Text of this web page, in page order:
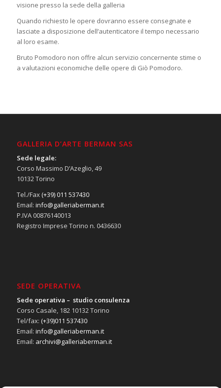
visione presso la sede della galleria
Quando richiesto le opere dovranno essere consegnate e
lasciate a disposizione dell’autenticatore il tempo necessario
al loro esame.
Bruto Pomodoro non offre alcun servizio concernente stime o
a valutazioni economiche delle opere di Giò Pomodoro.
GALLERIA D’ARTE BERMAN SAS
Sede legale:
Corso Massimo D’Azeglio, 49
10132 Torino
Tel./Fax(+39) 011 537430
Email: info@galleriaberman.it
P.IVA 00876140013
Registro Imprese Torino n. 0436630
SEDE OPERATIVA
Sede operativa – studio consulenza
Corso Casale, 182 10132 Torino
Tel/fax: (+39)011 537430
Email: info@galleriaberman.it
Email: archivi@galleriaberman.it